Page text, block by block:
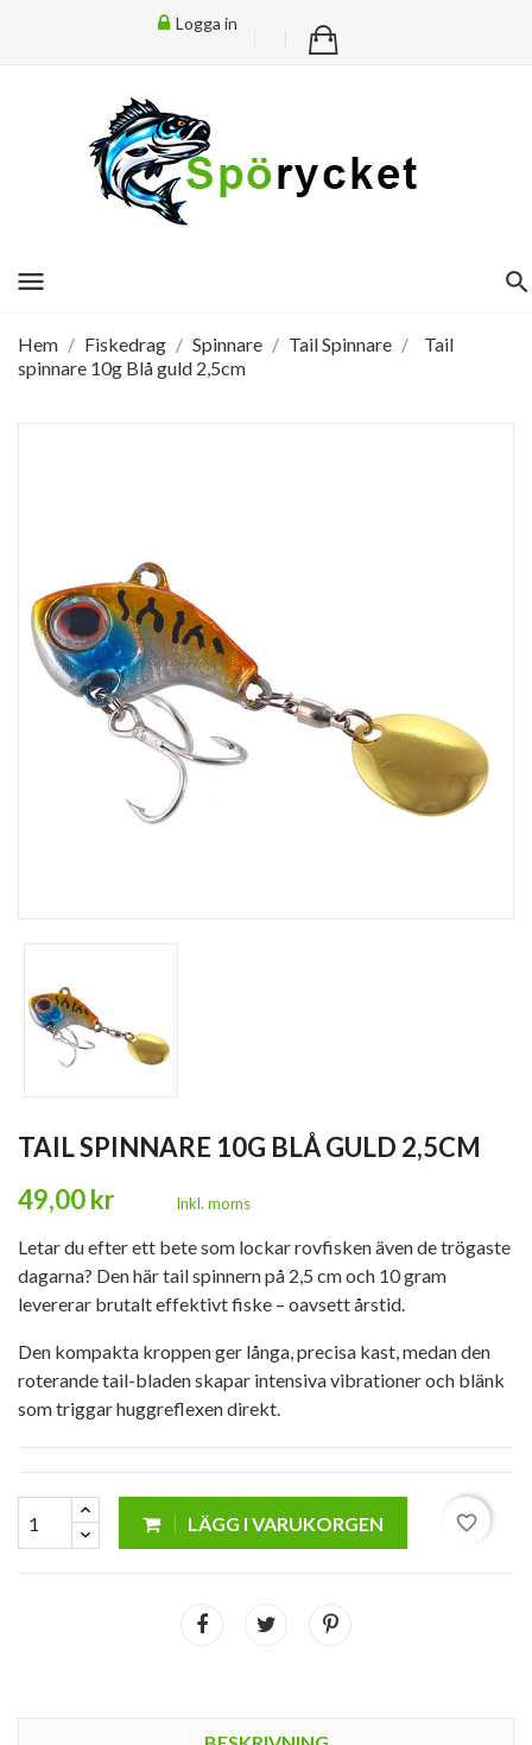
Logga in
menu
Hem Fiskedrag Spinnare Tail Spinnare
Tail
spinnare 10g Blå guld 2,5cm
TAIL SPINNARE 10G BLÅ GULD 2,5CM
49,00 kr
Inkl. moms
Letar du efter ett bete som lockar rovfisken även de trögaste
dagarna? Den här tail spinnern på 2,5 cm och 10 gram
levererar brutalt effektivt fiske – oavsett årstid.
Den kompakta kroppen ger långa, precisa kast, medan den
roterande tail-bladen skapar intensiva vibrationer och blänk
som triggar huggreflexen direkt.
LÄGG I VARUKORGEN favorite_border